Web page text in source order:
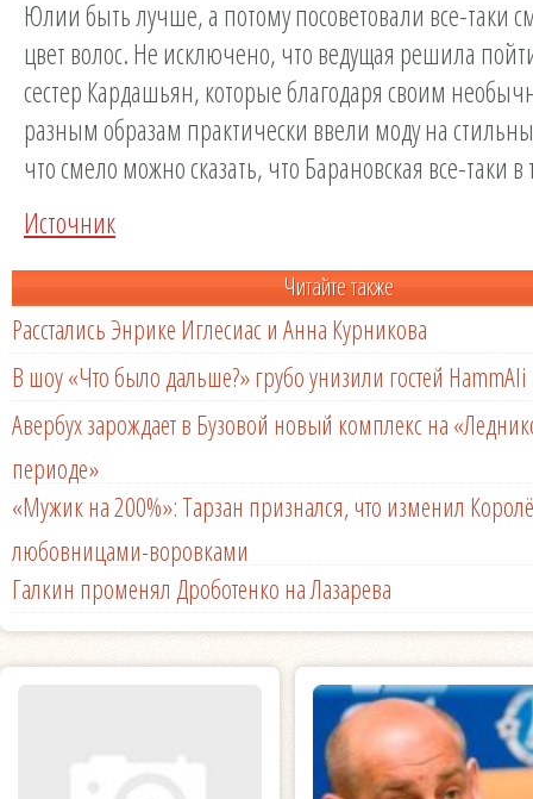
Юлии быть лучше, а потому посоветовали все-таки
цвет волос. Не исключено, что ведущая решила
сестер Кардашьян, которые благодаря своим
разным образам практически ввели моду на
что смело можно сказать, что Барановская все-таки в
Источник
Читайте также
Расстались Энрике Иглесиас и Анна Курникова
В шоу «Что было дальше?» грубо унизили гостей HammAli
Авербух зарождает в Бузовой новый комплекс на
периоде»
«Мужик на 200%»: Тарзан признался, что изменил
любовницами-воровками
Галкин променял Дроботенко на Лазарева